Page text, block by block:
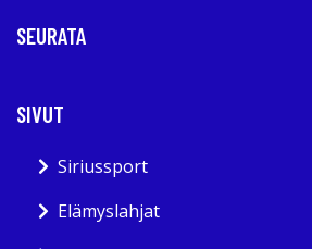
SEURATA
SIVUT
Siriussport
Elämyslahjat